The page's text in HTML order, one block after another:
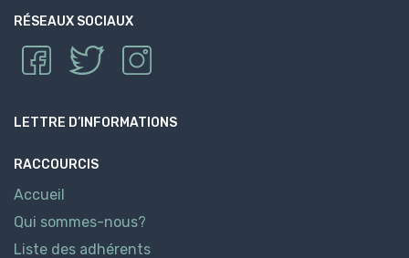
RÉSEAUX SOCIAUX
LETTRE D’INFORMATIONS
RACCOURCIS
Accueil
Qui sommes-nous?
Liste des adhérents